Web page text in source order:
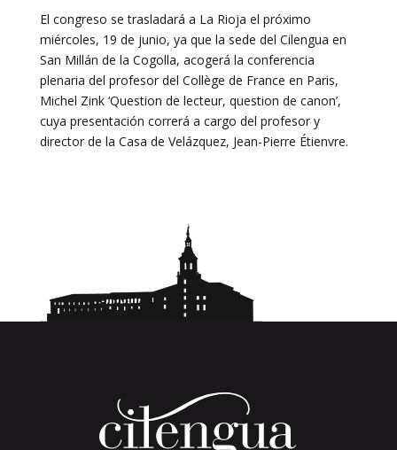
El congreso se trasladará a La Rioja el próximo
miércoles, 19 de junio, ya que la sede del Cilengua en
San Millán de la Cogolla, acogerá la conferencia
plenaria del profesor del Collège de France en Paris,
Michel Zink ‘Question de lecteur, question de canon’,
cuya presentación correrá a cargo del profesor y
director de la Casa de Velázquez, Jean-Pierre Étienvre.